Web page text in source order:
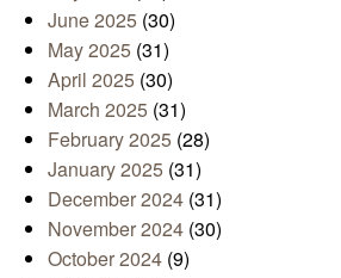
June 2025 (30)
May 2025 (31)
April 2025 (30)
March 2025 (31)
February 2025 (28)
January 2025 (31)
December 2024 (31)
November 2024 (30)
October 2024 (9)